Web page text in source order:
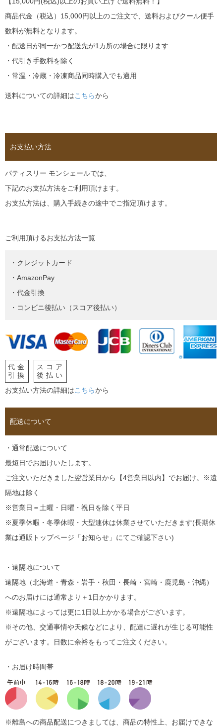
商品代金（税込）15,000円以上のご注文で、送料およびクール便手
数料が無料となります。
・配送日が同一かつ配送先が1カ所の場合に限ります
・代引き手数料を除く
・常温・冷蔵・冷凍商品同時購入でも適用
送料についての詳細はこちらから
お支払い方法
パティスリー モンシェールでは、
下記のお支払方法をご利用頂けます。
お支払方法は、購入手続きの途中でご指定頂けます。
ご利用頂けるお支払方法一覧
・クレジットカード
・AmazonPay
・代金引換
・コンビニ後払い（スコア後払い）
代金
引換
スコア
後払い
お支払い方法の詳細はこちらから
配送について
・通常配送について
最短日でお届けいたします。
ご注文いただきました翌営業日から【4営業日以内】でお届け。※遠
隔地は除く
※営業日＝土曜・日曜・祝日を除く平日
※夏季休暇・冬季休暇・大型連休は休業させていただきます(長期休
業は通販トップページ「お知らせ」にてご確認下さい)
・遠隔地について
遠隔地（北海道・青森・岩手・秋田・長崎・宮崎・鹿児島・沖縄）
へのお届けには通常より＋1日かかります。
※遠隔地によっては更に1日以上かかる場合がございます。
※その他、交通事情や天候などにより、配達に遅れが生じる可能性
がございます。日数に余裕をもってご注文ください。
・お届け時間帯
※離島への商品配送につきましては、商品の特性上、お届けできな